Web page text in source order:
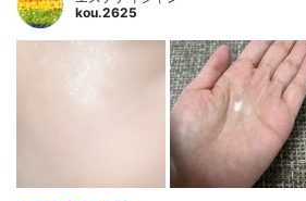
kou.2625